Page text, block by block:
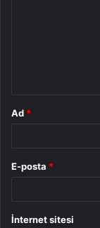
Ad *
E-posta *
İnternet sitesi